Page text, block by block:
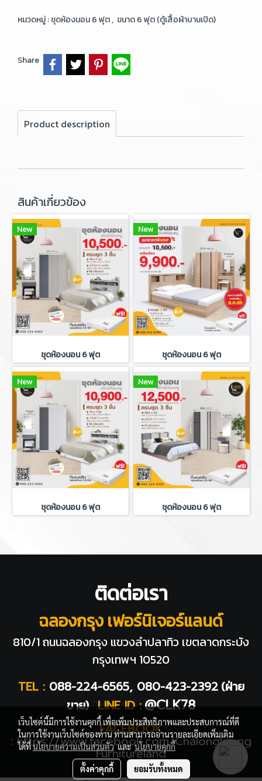
หมวดหมู่ :ชุดห้องนอน 6 ฟุต, ขนาด 6 ฟุต (ตู้เสื้อผ้าบานเปิด)
Share
Product description
สินค้าเกี่ยวข้อง
New
ชุดห้องนอน 6 ฟุต
New
ชุดห้องนอน 6 ฟุต
New
ชุดห้องนอน 6 ฟุต
New
ชุดห้องนอน 6 ฟุต
ติดต่อเรา
ฉลองกรุง เฟอร์นิเจอร์แลนด์
810/1 ถนนฉลองกรุง แขวงลำปลาทิว เขตลาดกระบัง
กรุงเทพฯ 10520
TEL : 088-224-6565, 080-423-2392 (ฝ่าย
ขาย) LINE ID : @CLK78
FACEBOOK
: https://www.facebook.com/Chalongkrung
Furnitureland
เว็บไซต์นี้มีการใช้งานคุกกี้ เพื่อเพิ่มประสิทธิภาพและประสบการณ์ที่ดี
ในการใช้งานเว็บไซต์ของท่าน ท่านสามารถอ่านรายละเอียดเพิ่มเติม
ได้ที่นโยบายความเป็นส่วนตัวและนโยบายคุกกี้
ตั้งค่าคุกกี้ ยอมรับทั้งหมด